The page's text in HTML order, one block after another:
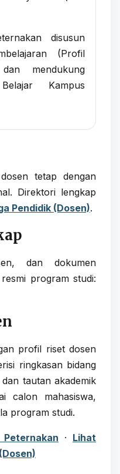
disusun
(Profil
mendukung
Kampus
tetap dengan
Direktori lengkap
Pendidik (Dosen).
dan dokumen
program studi:
profil riset dosen
ringkasan bidang
tautan akademik
calon mahasiswa,
program studi.
· Lihat